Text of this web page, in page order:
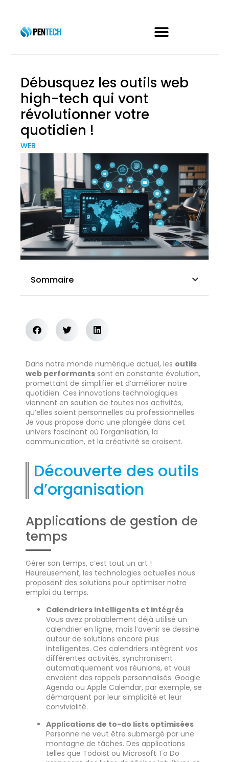
Débusquez les outils web
high-tech qui vont
révolutionner votre
quotidien !
WEB
Sommaire
Dans notre monde numérique actuel, les outils
web performants sont en constante évolution,
promettant de simplifier et d’améliorer notre
quotidien. Ces innovations technologiques
viennent en soutien de toutes nos activités,
qu’elles soient personnelles ou professionnelles.
Je vous propose donc une plongée dans cet
univers fascinant où l’organisation, la
communication, et la créativité se croisent.
Découverte des outils
d’organisation
Applications de gestion de
temps
Gérer son temps, c’est tout un art !
Heureusement, les technologies actuelles nous
proposent des solutions pour optimiser notre
emploi du temps.
Calendriers intelligents et intégrés
Vous avez probablement déjà utilisé un
calendrier en ligne, mais l’avenir se dessine
autour de solutions encore plus
intelligentes. Ces calendriers intègrent vos
différentes activités, synchronisent
automatiquement vos réunions, et vous
envoient des rappels personnalisés. Google
Agenda ou Apple Calendar, par exemple, se
démarquent par leur simplicité et leur
convivialité.
Applications de to-do lists optimisées
Personne ne veut être submergé par une
montagne de tâches. Des applications
telles que Todoist ou Microsoft To Do